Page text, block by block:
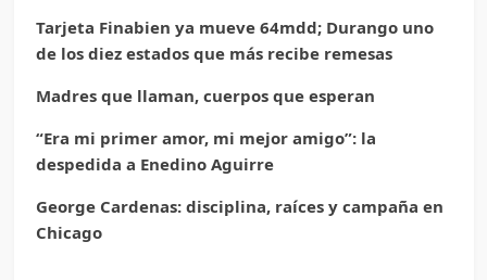
Tarjeta Finabien ya mueve 64mdd; Durango uno
de los diez estados que más recibe remesas
Madres que llaman, cuerpos que esperan
“Era mi primer amor, mi mejor amigo”: la
despedida a Enedino Aguirre
George Cardenas: disciplina, raíces y campaña en
Chicago